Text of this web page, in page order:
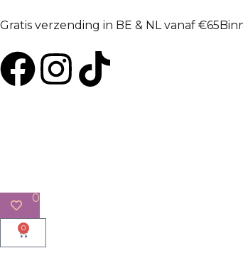
Gratis verzending in BE & NL vanaf €65
0
0